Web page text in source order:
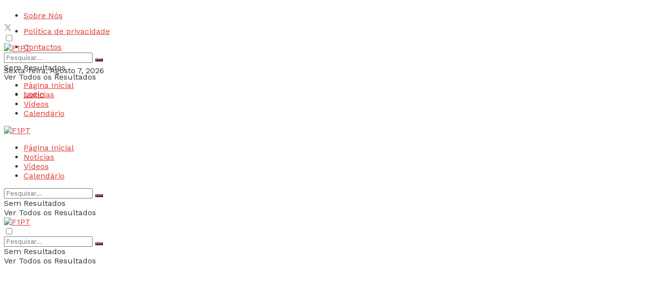
Sobre Nós
Política de privacidade
Contactos
Sexta-feira, Agosto 7, 2026
Login
Sem Resultados
Ver Todos os Resultados
Página Inicial
Notícias
Vídeos
Calendário
Página Inicial
Notícias
Vídeos
Calendário
Sem Resultados
Ver Todos os Resultados
Sem Resultados
Ver Todos os Resultados